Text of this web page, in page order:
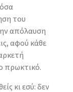
του
απόλαυση
αφού κάθε
πρωκτικό.
κι εσύ: δεν